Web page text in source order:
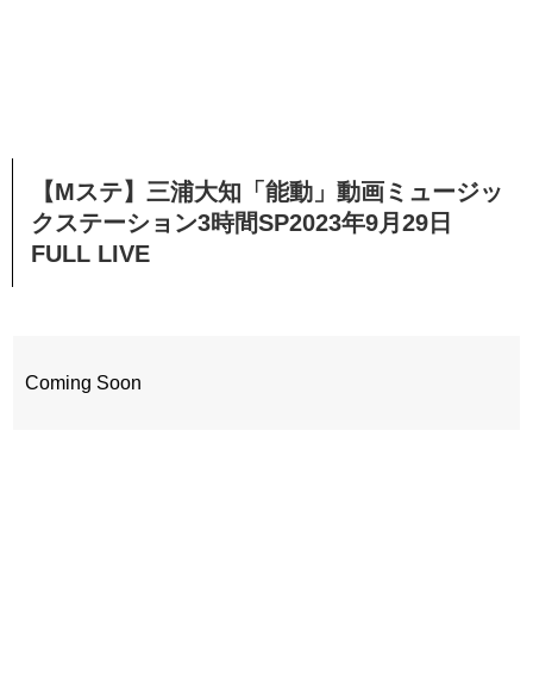
【Mステ】三浦大知「能動」動画ミュージッ
クステーション3時間SP2023年9月29日
FULL LIVE
Coming Soon